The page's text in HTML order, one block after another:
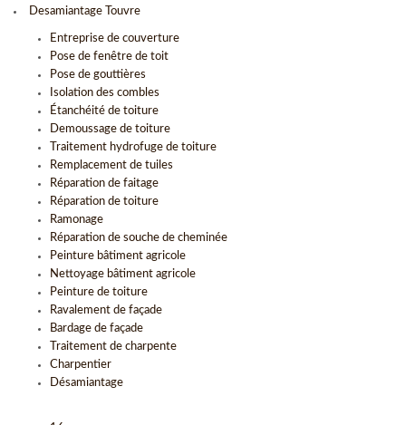
Desamiantage Touvre
Entreprise de couverture
Pose de fenêtre de toit
Pose de gouttières
Isolation des combles
Étanchéité de toiture
Demoussage de toiture
Traitement hydrofuge de toiture
Remplacement de tuiles
Réparation de faitage
Réparation de toiture
Ramonage
Réparation de souche de cheminée
Peinture bâtiment agricole
Nettoyage bâtiment agricole
Peinture de toiture
Ravalement de façade
Bardage de façade
Traitement de charpente
Charpentier
Désamiantage